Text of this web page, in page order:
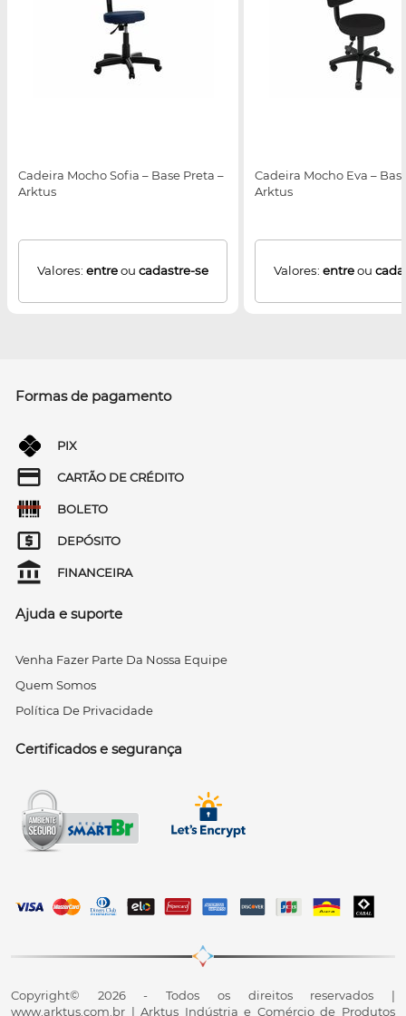
Cadeira Mocho Sofia – Base Preta –
Arktus
Valores: entreou cadastre-se
Cadeira Mocho Eva –
Arktus
Valores: entreou
Formas de pagamento
PIX
CARTÃO DE CRÉDITO
BOLETO
DEPÓSITO
FINANCEIRA
Ajuda e suporte
Venha Fazer Parte Da Nossa Equipe
Quem Somos
Política De Privacidade
Certificados e segurança
Copyright© 2026 - Todos os direitos reservados |
www.arktus.com.br | Arktus Indústria e Comércio de Produtos